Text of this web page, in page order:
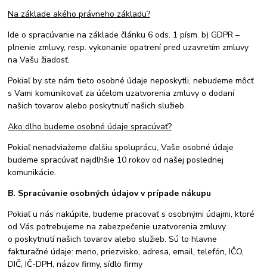
Na základe akého právneho základu?
Ide o spracúvanie na základe článku 6 ods. 1 písm. b) GDPR –
plnenie zmluvy, resp. vykonanie opatrení pred uzavretím zmluvy
na Vašu žiadosť.
Pokiaľ by ste nám tieto osobné údaje neposkytli, nebudeme môcť
s Vami komunikovať za účelom uzatvorenia zmluvy o dodaní
našich tovarov alebo poskytnutí našich služieb.
Ako dlho budeme osobné údaje spracúvať?
Pokiaľ nenadviažeme ďalšiu spoluprácu, Vaše osobné údaje
budeme spracúvať najdlhšie 10 rokov od našej poslednej
komunikácie.
B. Spracúvanie osobných údajov v prípade nákupu
Pokiaľ u nás nakúpite, budeme pracovať s osobnými údajmi, ktoré
od Vás potrebujeme na zabezpečenie uzatvorenia zmluvy
o poskytnutí našich tovarov alebo služieb. Sú to hlavne
fakturačné údaje: meno, priezvisko, adresa, email, telefón, IČO,
DIČ, IČ-DPH, názov firmy, sídlo firmy